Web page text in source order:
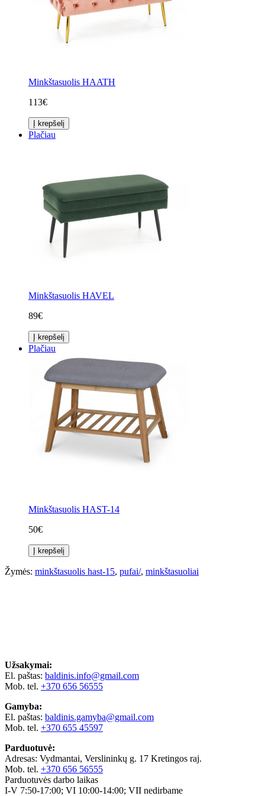
Minkštasuolis HAATH
113€
Į krepšelį
Plačiau
Minkštasuolis HAVEL
89€
Į krepšelį
Plačiau
Minkštasuolis HAST-14
50€
Į krepšelį
Žymės: minkštasuolis hast-15, pufai/, minkštasuoliai
Užsakymai:
El. paštas: baldinis.info@gmail.com
Mob. tel. +370 656 56555
Gamyba:
El. paštas: baldinis.gamyba@gmail.com
Mob. tel. +370 655 45597
Parduotuvė:
Adresas: Vydmantai, Verslininkų g. 17 Kretingos raj.
Mob. tel. +370 656 56555
Parduotuvės darbo laikas
I-V 7:50-17:00; VI 10:00-14:00; VII nedirbame